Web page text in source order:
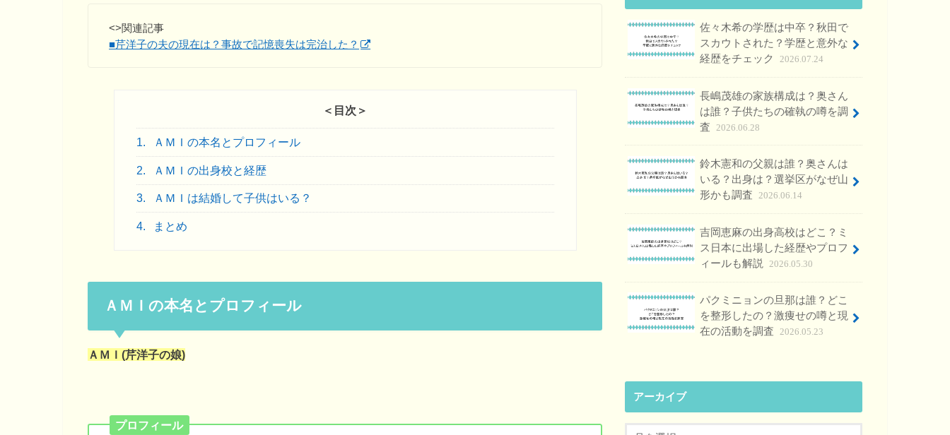
<>関連記事
■芹洋子の夫の現在は？事故で記憶喪失は完治した？
＜目次＞
1. ＡＭＩの本名とプロフィール
2. ＡＭＩの出身校と経歴
3. ＡＭＩは結婚して子供はいる？
4. まとめ
ＡＭＩの本名とプロフィール
ＡＭＩ(芹洋子の娘)
プロフィール
佐々木希の学歴は中卒？秋田で
スカウトされた？学歴と意外な
経歴をチェック
2026.07.24
長嶋茂雄の家族構成は？奥さん
は誰？子供たちの確執の噂を調
査
2026.06.28
鈴木憲和の父親は誰？奥さんは
いる？出身は？選挙区がなぜ山
形かも調査 2026.06.14
吉岡恵麻の出身高校はどこ？ミ
ス日本に出場した経歴やプロフ
ィールも解説
2026.05.30
パクミニョンの旦那は誰？どこ
を整形したの？激痩せの噂と現
在の活動を調査 2026.05.23
アーカイブ